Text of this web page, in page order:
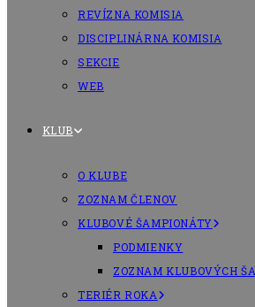
REVÍZNA KOMISIA
DISCIPLINÁRNA KOMISIA
SEKCIE
WEB
KLUB
O KLUBE
ZOZNAM ČLENOV
KLUBOVÉ ŠAMPIONÁTY
PODMIENKY
ZOZNAM KLUBOVÝCH
TERIÉR ROKA